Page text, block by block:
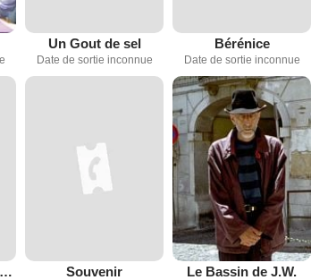
Un Gout de sel
Date de sortie inconnue
Bérénice
Date de sortie inconnue
Vie et mort d'un instant d'ivresse Souvenir Le Bassin de J.W.